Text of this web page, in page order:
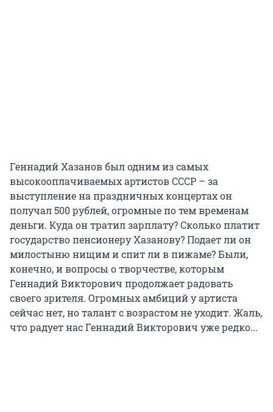
Геннадий Хазанов был одним из самых
высокооплачиваемых артистов СССР – за
выступление на праздничных концертах он
получал 500 рублей, огромные по тем временам
деньги. Куда он тратил зарплату? Сколько платит
государство пенсионеру Хазанову? Подает ли он
милостыню нищим и спит ли в пижаме? Были,
конечно, и вопросы о творчестве, которым
Геннадий Викторович продолжает радовать
своего зрителя. Огромных амбиций у артиста
сейчас нет, но талант с возрастом не уходит. Жаль,
что радует нас Геннадий Викторович уже редко...